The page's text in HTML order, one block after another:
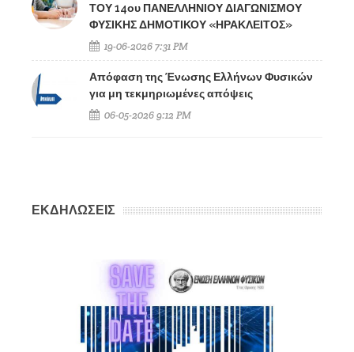
ΤΟΥ 14ου ΠΑΝΕΛΛΗΝΙΟΥ ΔΙΑΓΩΝΙΣΜΟΥ
ΦΥΣΙΚΗΣ ΔΗΜΟΤΙΚΟΥ «ΗΡΑΚΛΕΙΤΟΣ»
19-06-2026 7:31 PM
Απόφαση της Ένωσης Ελλήνων Φυσικών
για μη τεκμηριωμένες απόψεις
06-05-2026 9:12 PM
ΕΚΔΗΛΩΣΕΙΣ